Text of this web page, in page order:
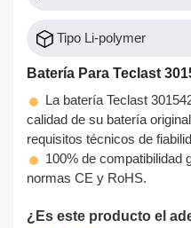
Tipo Li-polymer
Batería Para Teclast
La batería Teclast
calidad de su batería
requisitos técnicos de
100% de compatibilidad
normas CE y RoHS.
¿Es este producto el